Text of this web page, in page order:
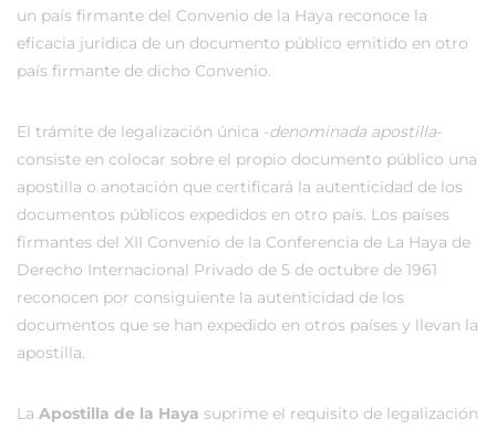
un país firmante del Convenio de la Haya reconoce la
eficacia jurídica de un documento público emitido en otro
país firmante de dicho Convenio.
El trámite de legalización única -denominada apostilla-
consiste en colocar sobre el propio documento público una
apostilla o anotación que certificará la autenticidad de los
documentos públicos expedidos en otro país. Los países
firmantes del XII Convenio de la Conferencia de La Haya de
Derecho Internacional Privado de 5 de octubre de 1961
reconocen por consiguiente la autenticidad de los
documentos que se han expedido en otros países y llevan la
apostilla.
La Apostilla de la Haya suprime el requisito de legalización